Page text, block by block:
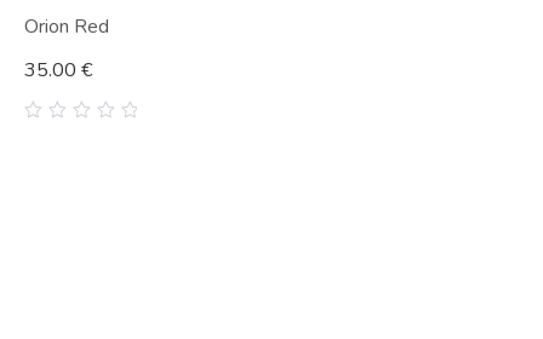
Orion Red
35.00 €